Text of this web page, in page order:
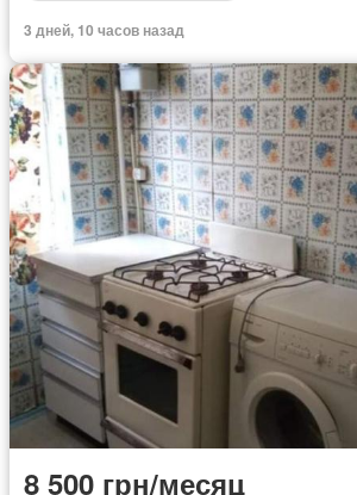
3 дней, 10 часов назад
8 500 грн/месяц